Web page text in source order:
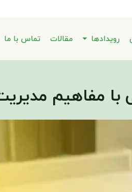
رویدادها مقالات تماس با ما
با مفاهیم